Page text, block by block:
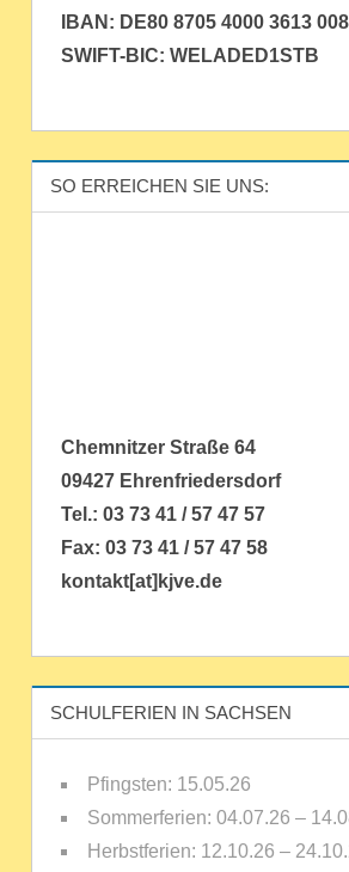
IBAN: DE80 8705 4000 3613
SWIFT-BIC: WELADED1STB
SO ERREICHEN SIE UNS:
Chemnitzer Straße 64
09427 Ehrenfriedersdorf
Tel.: 03 73 41 / 57 47 57
Fax: 03 73 41 / 57 47 58
kontakt[at]kjve.de
SCHULFERIEN IN SACHSEN
Pfingsten: 15.05.26
Sommerferien: 04.07.26 –
Herbstferien: 12.10.26 –